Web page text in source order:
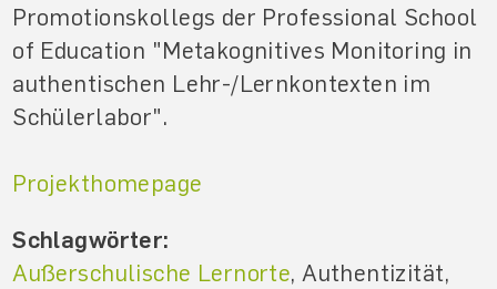
Promotionskollegs der Professional School
of Education "Metakognitives Monitoring in
authentischen Lehr-/Lernkontexten im
Schülerlabor".
Projekthomepage
Schlagwörter:
Außerschulische Lernorte, Authentizität,